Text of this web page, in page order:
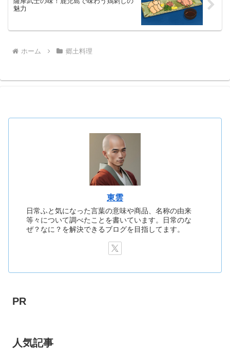
魅力
ホーム 郷土料理
東雲
日常ふと気になった言葉の意味や商品、名称の由来
等々について調べたことを書いています。日常のな
ぜ？なに？を解決できるブログを目指してます。
PR
人気記事